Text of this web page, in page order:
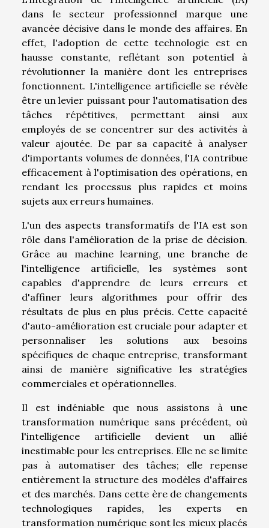
dans le secteur professionnel marque une
avancée décisive dans le monde des affaires. En
effet, l'adoption de cette technologie est en
hausse constante, reflétant son potentiel à
révolutionner la manière dont les entreprises
fonctionnent. L'intelligence artificielle se révèle
être un levier puissant pour l'automatisation des
tâches répétitives, permettant ainsi aux
employés de se concentrer sur des activités à
valeur ajoutée. De par sa capacité à analyser
d'importants volumes de données, l'IA contribue
efficacement à l'optimisation des opérations, en
rendant les processus plus rapides et moins
sujets aux erreurs humaines.
L'un des aspects transformatifs de l'IA est son
rôle dans l'amélioration de la prise de décision.
Grâce au machine learning, une branche de
l'intelligence artificielle, les systèmes sont
capables d'apprendre de leurs erreurs et
d'affiner leurs algorithmes pour offrir des
résultats de plus en plus précis. Cette capacité
d'auto-amélioration est cruciale pour adapter et
personnaliser les solutions aux besoins
spécifiques de chaque entreprise, transformant
ainsi de manière significative les stratégies
commerciales et opérationnelles.
Il est indéniable que nous assistons à une
transformation numérique sans précédent, où
l'intelligence artificielle devient un allié
inestimable pour les entreprises. Elle ne se limite
pas à automatiser des tâches; elle repense
entièrement la structure des modèles d'affaires
et des marchés. Dans cette ère de changements
technologiques rapides, les experts en
transformation numérique sont les mieux placés